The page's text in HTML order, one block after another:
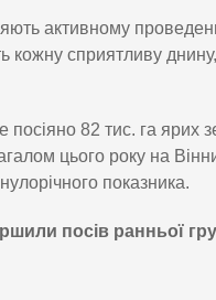
активному
кожну сприятливу
82 тис. га ярих
цього року на
показника.
посів ранньої